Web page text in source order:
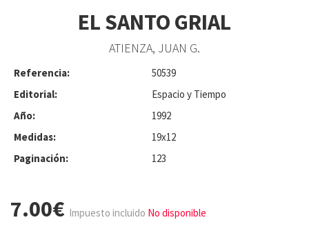
EL SANTO GRIAL
ATIENZA, JUAN G.
Referencia:
50539
Editorial:
Espacio y Tiempo
Año:
1992
Medidas:
19x12
Paginación:
123
7.00€ Impuesto incluido No disponible